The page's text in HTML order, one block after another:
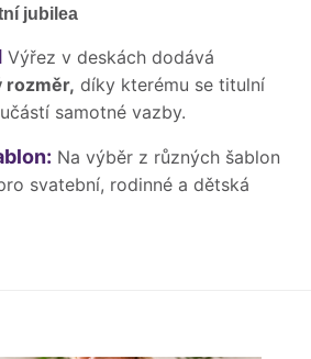
jubilea
Výřez v deskách dodává
rozměr, díky kterému se titulní
samotné vazby.
Na výběr z různých šablon
svatební, rodinné a dětská